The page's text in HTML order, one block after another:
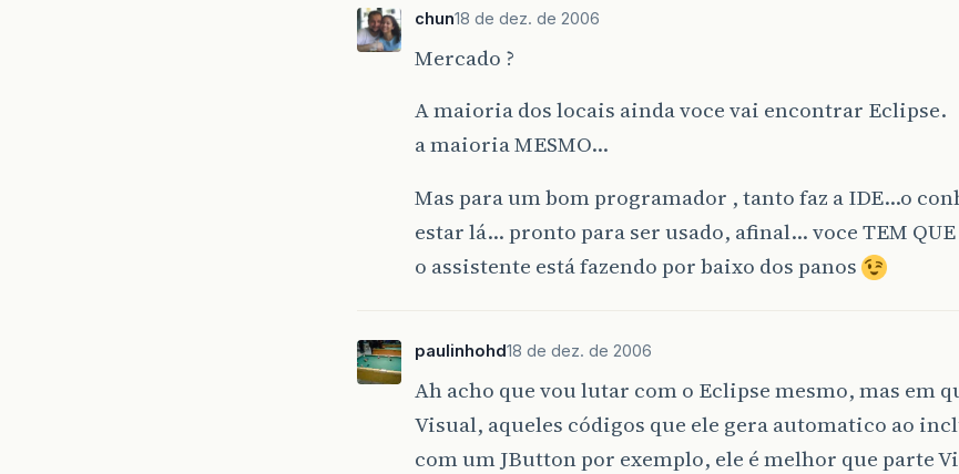
chun18 de dez. de 2006
Mercado ?
A maioria dos locais ainda voce vai encontrar Eclipse.
a maioria MESMO…
Mas para um bom programador , tanto faz a IDE…o
estar lá… pronto para ser usado, afinal… voce TEM QUE
o assistente está fazendo por baixo dos panos
paulinhohd18 de dez. de 2006
Ah acho que vou lutar com o Eclipse mesmo, mas em
Visual, aqueles códigos que ele gera automatico ao
com um JButton por exemplo, ele é melhor que parte